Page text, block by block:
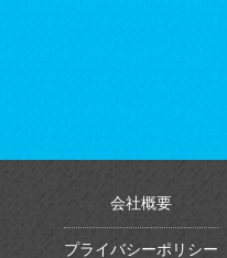
会社概要
プライバシーポリシー